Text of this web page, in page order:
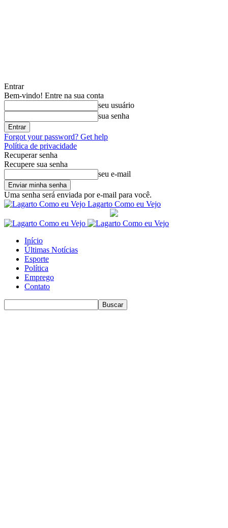
Entrar
Bem-vindo! Entre na sua conta
seu usuário
sua senha
Forgot your password? Get help
Política de privacidade
Recuperar senha
Recupere sua senha
seu e-mail
Uma senha será enviada por e-mail para você.
Lagarto Como eu Vejo
Início
Últimas Notícias
Esporte
Política
Emprego
Contato